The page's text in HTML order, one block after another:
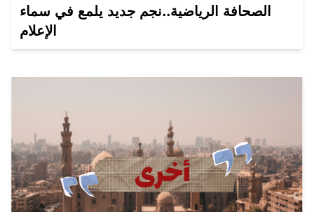
الصحافة الرياضية..نجم جديد يلمع في سماء
الإعلام